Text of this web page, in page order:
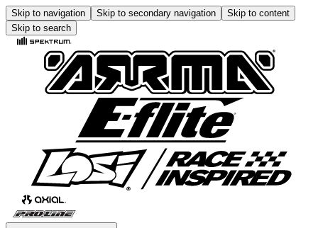
Skip to navigation Skip to secondary navigation
Skip to content
Skip to search